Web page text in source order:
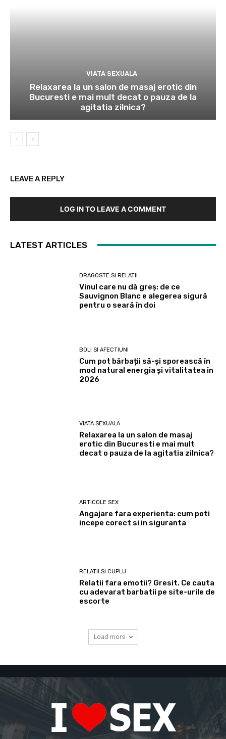
VIATA SEXUALA
Relaxarea la un salon de masaj erotic din
Bucuresti e mai mult decat o pauza de la
agitatia zilnica?
LEAVE A REPLY
LOG IN TO LEAVE A COMMENT
LATEST ARTICLES
DRAGOSTE SI RELATII
Vinul care nu dă greș: de ce
Sauvignon Blanc e alegerea sigură
pentru o seară în doi
BOLI SI AFECTIUNI
Cum pot bărbații să-și sporească în
mod natural energia și vitalitatea în
2026
VIATA SEXUALA
Relaxarea la un salon de masaj
erotic din Bucuresti e mai mult
decat o pauza de la agitatia zilnica?
ARTICOLE SEX
Angajare fara experienta: cum poti
incepe corect si in siguranta
RELATII SI CUPLU
Relatii fara emotii? Gresit. Ce cauta
cu adevarat barbatii pe site-urile de
escorte
Load more